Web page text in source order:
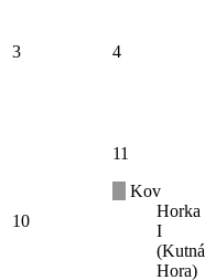
3 4
10
11
Kov
Horka
I
(Kutná
Hora)